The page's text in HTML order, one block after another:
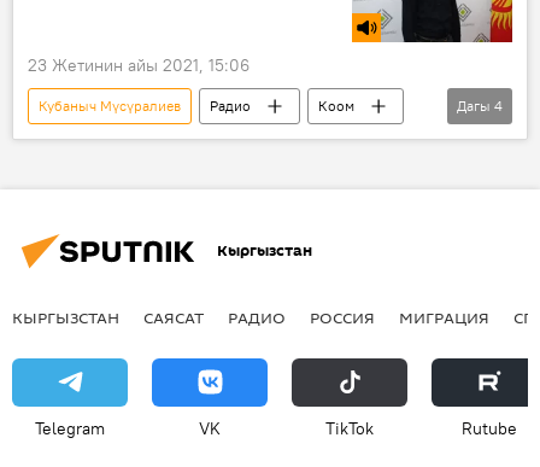
23 Жетинин айы 2021, 15:06
Кубаныч Мүсүралиев Радио
Коом
Кыргызстан
каражат
үй-бүлө
Дагы 4
Кыргызстан
КЫРГЫЗСТАН САЯСАТ РАДИО РОССИЯ МИГРАЦИЯ
Telegram VK ТikТоk Rutube